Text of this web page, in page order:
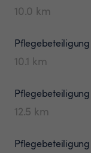
10.0 km
Pflegebeteiligung
10.1 km
Pflegebeteiligung
12.5 km
Pflegebeteiligung